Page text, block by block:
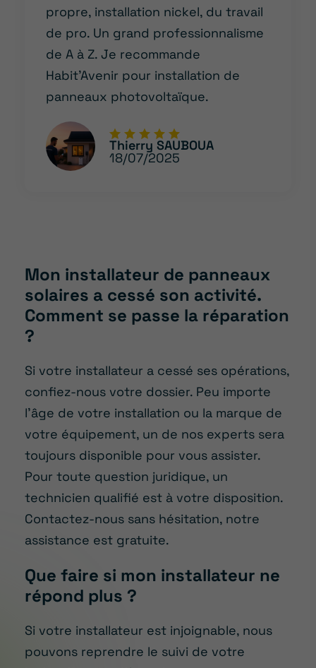
propre, installation nickel, du travail
de pro. Un grand professionnalisme
de A à Z. Je recommande
Habit’Avenir pour installation de
panneaux photovoltaïque.
Thierry SAUBOUA
18/07/2025
Mon installateur de panneaux
solaires a cessé son activité.
Comment se passe la réparation
?
Si votre installateur a cessé ses opérations,
confiez-nous votre dossier. Peu importe
l’âge de votre installation ou la marque de
votre équipement, un de nos experts sera
toujours disponible pour vous assister.
Pour toute question juridique, un
technicien qualifié est à votre disposition.
Contactez-nous sans hésitation, notre
assistance est gratuite.
Que faire si mon installateur ne
répond plus ?
Si votre installateur est injoignable, nous
pouvons reprendre le suivi de votre